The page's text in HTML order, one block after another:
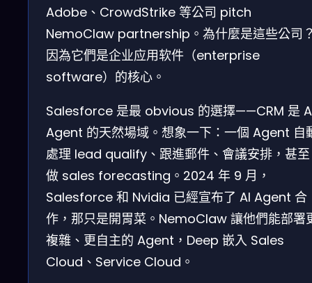
Adobe、CrowdStrike 等公司 pitch
NemoClaw partnership。為什麼是這些公司
因為它們是企业应用软件（enterprise
software）的核心。
Salesforce 是最 obvious 的選擇——CRM 是
Agent 的天然場域。想象一下：一個 Agent 自
處理 lead qualify、跟進郵件、會議安排，甚至
做 sales forecasting。2024 年 9 月，
Salesforce 和 Nvidia 已經宣布了 AI Agent 合
作，那只是開胃菜。NemoClaw 讓他們能部署
複雜、更自主的 Agent，Deep 嵌入 Sales
Cloud、Service Cloud。